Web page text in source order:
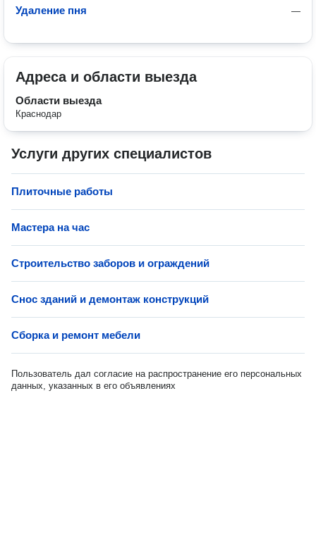
—
Удаление пня
Адреса и области выезда
Области выезда
Краснодар
Услуги других специалистов
Плиточные работы
Мастера на час
Строительство заборов и ограждений
Снос зданий и демонтаж конструкций
Сборка и ремонт мебели
Пользователь дал согласие на распространение его персональных
данных, указанных в его объявлениях